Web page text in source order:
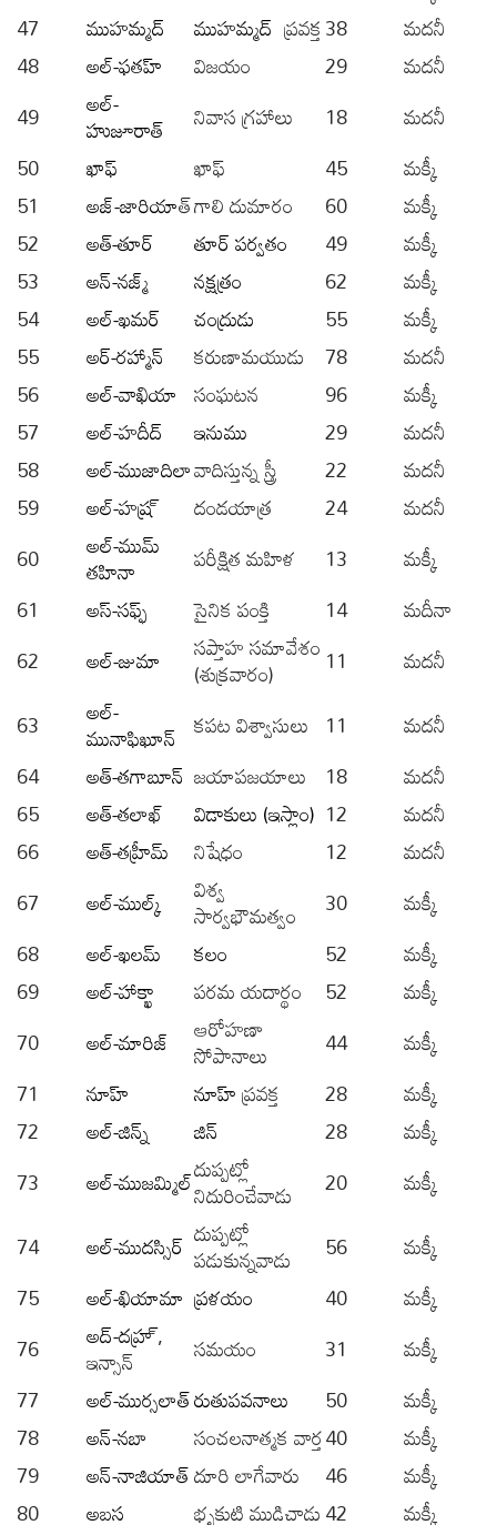
47
ముహమ్మద్ ముహమ్మద్ ప్రవక్త38
మదనీ
48
అల్-ఫతహ్ విజయం 29
మదనీ
49
అల్-
హుజూరాత్ నివాస గ్రహాలు 18
మదనీ
50
ఖాఫ్ ఖాఫ్ 45
మక్కీ
51
అజ్-జారియాత్గాలి దుమారం 60
మక్కీ
52
అత్-తూర్ తూర్ పర్వతం 49
మక్కీ
53
అన్-నజ్మ్ నక్షత్రం 62
మక్కీ
54
అల్-ఖమర్ చంద్రుడు 55
మక్కీ
55
అర్-రహ్మాన్ కరుణామయుడు 78
మదనీ
56
అల్-వాఖియా సంఘటన 96
మక్కీ
57
అల్-హదీద్ ఇనుము 29
మదనీ
58
అల్-ముజాదిలావాదిస్తున్న స్త్రీ 22
మదనీ
59
అల్-హష్ర్ దండయాత్ర 24
మదనీ
60
అల్-ముమ్
తహినా పరీక్షిత మహిళ 13
మక్కీ
61
అస్-సఫ్ఫ్ సైనిక పంక్తి 14
మదీనా
62
అల్-జుమా సప్తాహ సమావేశం
(శుక్రవారం) 11
మదనీ
63
అల్-
మునాఫిఖూన్ కపట విశ్వాసులు 11
మదనీ
64
అత్-తగాబూన్ జయాపజయాలు 18
మదనీ
65
అత్-తలాఖ్ విడాకులు (ఇస్లాం) 12
మదనీ
66
అత్-తహ్రీమ్ నిషేధం 12
మదనీ
67
అల్-ముల్క్ విశ్వ
సార్వభౌమత్వం 30
మక్కీ
68
అల్-ఖలమ్ కలం 52
మక్కీ
69
అల్-హాక్ఖా పరమ యదార్థం 52
మక్కీ
70
అల్-మారిజ్ ఆరోహణా
సోపానాలు 44
మక్కీ
71
నూహ్ నూహ్ప్రవక్త 28
మక్కీ
72
అల్-జిన్న్ జిన్ 28
మక్కీ
73
అల్-ముజమ్మిల్దుప్పట్లో
నిదురించేవాడు 20
మక్కీ
74
అల్-ముదస్సిర్ దుప్పట్లో
పడుకున్నవాడు 56
మక్కీ
75
అల్-ఖియామా ప్రళయం 40
మక్కీ
76
అద్-దహ్ర్,
ఇన్సాన్ సమయం 31
మక్కీ
77
అల్-ముర్సలాత్రుతుపవనాలు 50
మక్కీ
78
అన్-నబా సంచలనాత్మక వార్త40
మక్కీ
79
అన్-నాజియాత్దూరి లాగేవారు 46
మక్కీ
80
అబస భృకుటి ముడిచాడు42
మక్కీ